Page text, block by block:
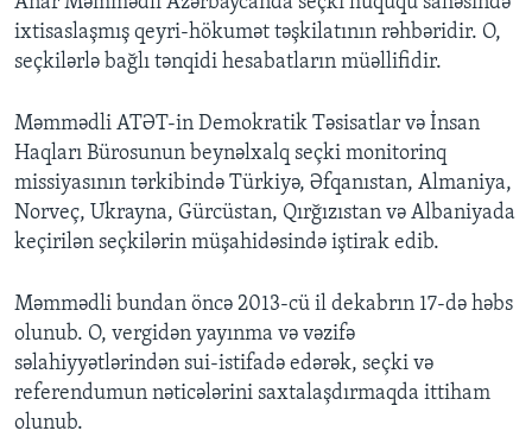
ixtisaslaşmış qeyri-hökumət təşkilatının rəhbəridir. O,
seçkilərlə bağlı tənqidi hesabatların müəllifidir.
Məmmədli ATƏT-in Demokratik Təsisatlar və İnsan
Haqları Bürosunun beynəlxalq seçki monitorinq
missiyasının tərkibində Türkiyə, Əfqanıstan, Almaniya,
Norveç, Ukrayna, Gürcüstan, Qırğızıstan və Albaniyada
keçirilən seçkilərin müşahidəsində iştirak edib.
Məmmədli bundan öncə 2013-cü il dekabrın 17-də həbs
olunub. O, vergidən yayınma və vəzifə
səlahiyyətlərindən sui-istifadə edərək, seçki və
referendumun nəticələrini saxtalaşdırmaqda ittiham
olunub.